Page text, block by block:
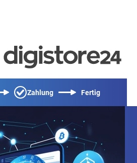
Zahlung Fertig